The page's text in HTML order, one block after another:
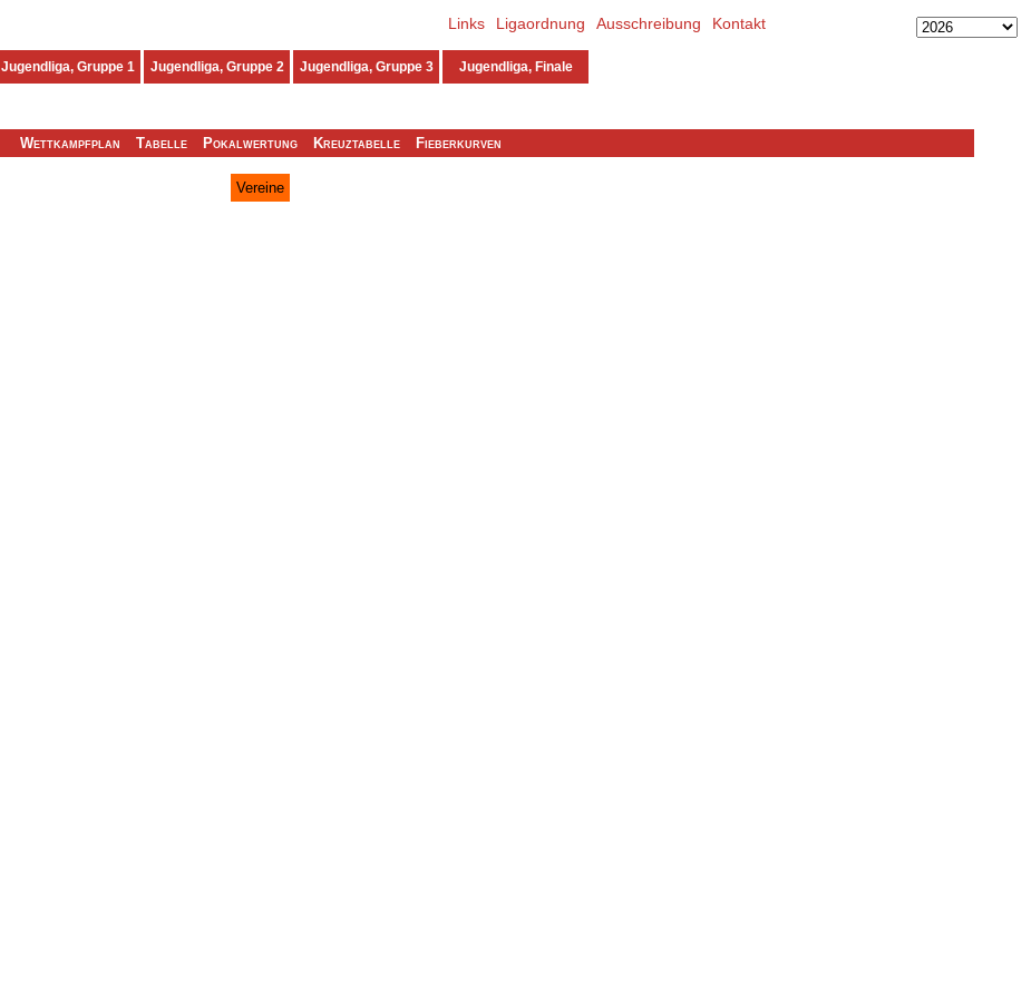
Links Ligaordnung Ausschreibung Kontakt
Jugendliga, Gruppe 1 Jugendliga, Gruppe 2 Jugendliga, Gruppe 3 Jugendliga, Finale
Wettkampfplan Tabelle Pokalwertung Kreuztabelle Fieberkurven
Vereine